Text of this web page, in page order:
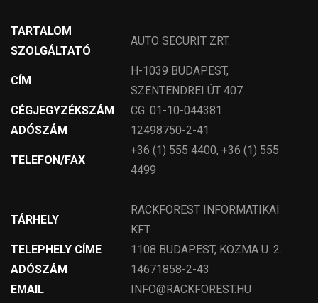
TARTALOM
SZOLGÁLTATÓ
AUTO SECURIT ZRT.
CÍM
H-1039 BUDAPEST,
SZENTENDREI ÚT 407.
CÉGJEGYZÉKSZÁM
CG. 01-10-044381
ADÓSZÁM
12498750-2-41
TELEFON/FAX
+36 (1) 555 4400, +36 (1) 555
4499
TÁRHELY
RACKFOREST INFORMATIKAI
KFT.
TELEPHELY CÍME
1108 BUDAPEST, KOZMA U. 2.
ADÓSZÁM
14671858-2-43
EMAIL
INFO@RACKFOREST.HU